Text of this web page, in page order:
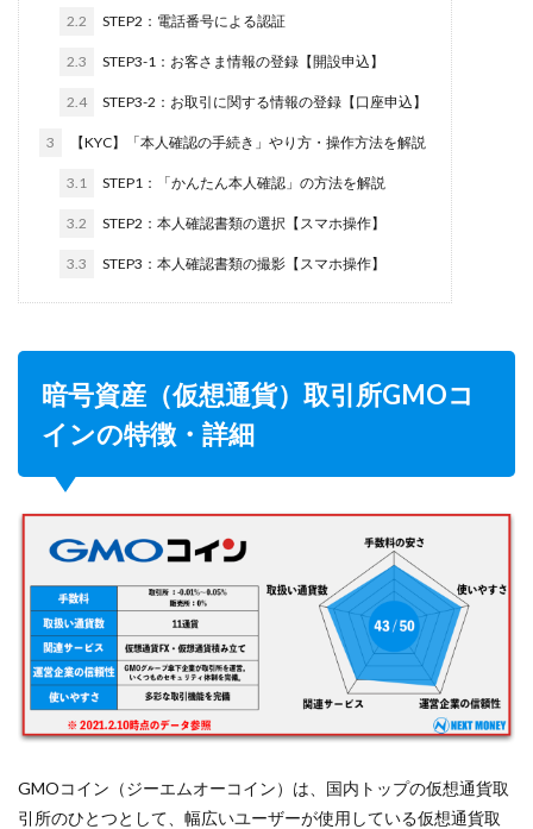
2.2 STEP2：電話番号による認証
2.3 STEP3-1：お客さま情報の登録【開設申込】
2.4 STEP3-2：お取引に関する情報の登録【口座申込】
3 【KYC】「本人確認の手続き」やり方・操作方法を解説
3.1 STEP1：「かんたん本人確認」の方法を解説
3.2 STEP2：本人確認書類の選択【スマホ操作】
3.3 STEP3：本人確認書類の撮影【スマホ操作】
暗号資産（仮想通貨）取引所GMOコ
インの特徴・詳細
GMOコイン（ジーエムオーコイン）は、国内トップの仮想通貨取
引所のひとつとして、幅広いユーザーが使用している仮想通貨取